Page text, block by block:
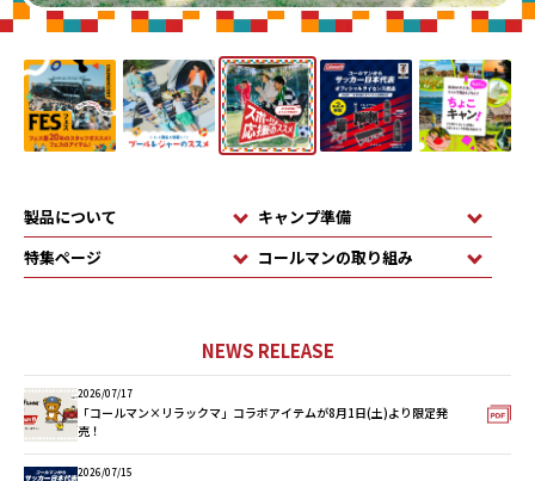
製品について
キャンプ準備
特集ページ
コールマンの取り組み
NEWS RELEASE
2026/07/17
「コールマン×リラックマ」コラボアイテムが8月1日(土)より限定発
売！
2026/07/15